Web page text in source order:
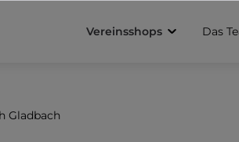
Vereinsshops
Das
Gladbach